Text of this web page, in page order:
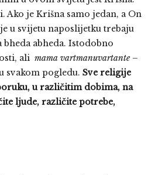
Ako je Krišna samo jedan, a On
u svijetu naposlijetku trebaju
abheda. Istodobno
ali mama vartmanuvartante–
svakom pogledu. Sve religije
u različitim dobima, na
ljude, različite potrebe,